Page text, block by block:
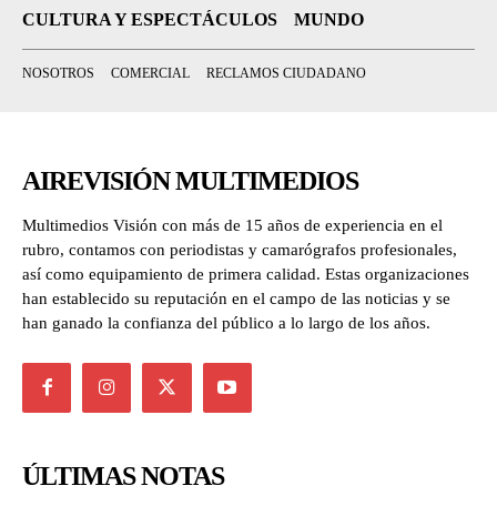
CULTURA Y ESPECTÁCULOS
MUNDO
NOSOTROS COMERCIAL RECLAMOS CIUDADANO
AIREVISIÓN MULTIMEDIOS
Multimedios Visión con más de 15 años de experiencia en el
rubro, contamos con periodistas y camarógrafos profesionales,
así como equipamiento de primera calidad. Estas organizaciones
han establecido su reputación en el campo de las noticias y se
han ganado la confianza del público a lo largo de los años.
ÚLTIMAS NOTAS